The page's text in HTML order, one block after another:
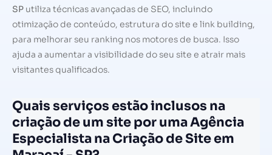
SP utiliza técnicas avançadas de SEO, incluindo
otimização de conteúdo, estrutura do site e link building,
para melhorar seu ranking nos motores de busca. Isso
ajuda a aumentar a visibilidade do seu site e atrair mais
visitantes qualificados.
Quais serviços estão inclusos na
criação de um site por uma Agência
Especialista na Criação de Site em